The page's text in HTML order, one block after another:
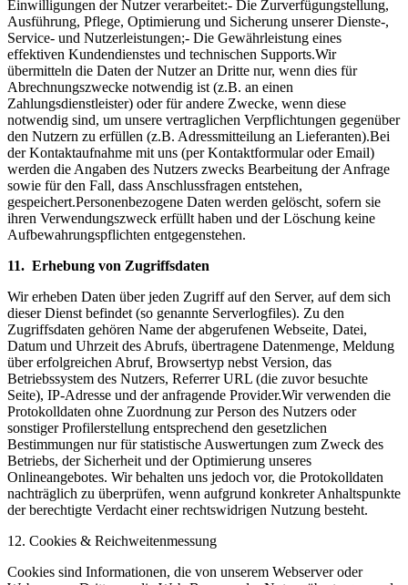
Einwilligungen der Nutzer verarbeitet:- Die Zurverfügungstellung,
Ausführung, Pflege, Optimierung und Sicherung unserer Dienste-,
Service- und Nutzerleistungen;- Die Gewährleistung eines
effektiven Kundendienstes und technischen Supports.Wir
übermitteln die Daten der Nutzer an Dritte nur, wenn dies für
Abrechnungszwecke notwendig ist (z.B. an einen
Zahlungsdienstleister) oder für andere Zwecke, wenn diese
notwendig sind, um unsere vertraglichen Verpflichtungen gegenüber
den Nutzern zu erfüllen (z.B. Adressmitteilung an Lieferanten).Bei
der Kontaktaufnahme mit uns (per Kontaktformular oder Email)
werden die Angaben des Nutzers zwecks Bearbeitung der Anfrage
sowie für den Fall, dass Anschlussfragen entstehen,
gespeichert.Personenbezogene Daten werden gelöscht, sofern sie
ihren Verwendungszweck erfüllt haben und der Löschung keine
Aufbewahrungspflichten entgegenstehen.
11. Erhebung von Zugriffsdaten
Wir erheben Daten über jeden Zugriff auf den Server, auf dem sich
dieser Dienst befindet (so genannte Serverlogfiles). Zu den
Zugriffsdaten gehören Name der abgerufenen Webseite, Datei,
Datum und Uhrzeit des Abrufs, übertragene Datenmenge, Meldung
über erfolgreichen Abruf, Browsertyp nebst Version, das
Betriebssystem des Nutzers, Referrer URL (die zuvor besuchte
Seite), IP-Adresse und der anfragende Provider.Wir verwenden die
Protokolldaten ohne Zuordnung zur Person des Nutzers oder
sonstiger Profilerstellung entsprechend den gesetzlichen
Bestimmungen nur für statistische Auswertungen zum Zweck des
Betriebs, der Sicherheit und der Optimierung unseres
Onlineangebotes. Wir behalten uns jedoch vor, die Protokolldaten
nachträglich zu überprüfen, wenn aufgrund konkreter Anhaltspunkte
der berechtigte Verdacht einer rechtswidrigen Nutzung besteht.
12. Cookies & Reichweitenmessung
Cookies sind Informationen, die von unserem Webserver oder